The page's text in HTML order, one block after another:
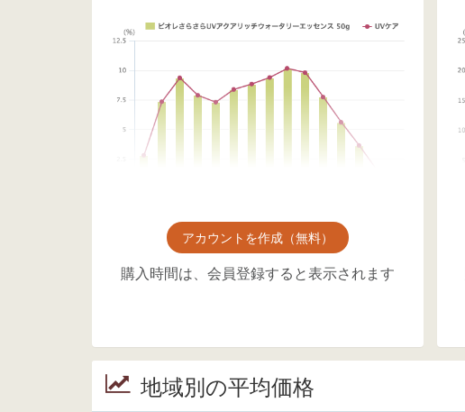
アカウントを作成（無料）
購入時間は、会員登録すると表示されます
地域別の平均価格